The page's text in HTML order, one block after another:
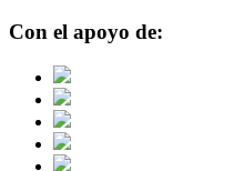
Con el apoyo de: